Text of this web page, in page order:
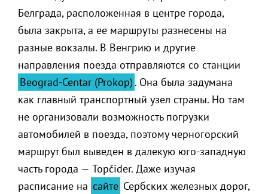
Белграда, расположенная в центре города,
была закрыта, а ее маршруты разнесены на
разные вокзалы. В Венгрию и другие
направления поезда отправляются со станции
Beograd-Centar (Prokop) . Она была задумана
как главный транспортный узел страны. Но там
не организовали возможность погрузки
автомобилей в поезда, поэтому черногорский
маршрут был выведен в далекую юго-западную
часть города — Topčider. Даже изучая
расписание на сайте Сербских железных дорог,